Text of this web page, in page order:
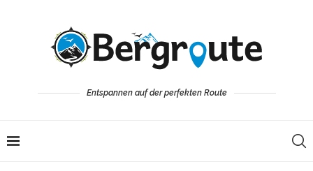
Entspannen auf der perfekten Route